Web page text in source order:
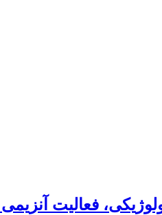
فعالیت